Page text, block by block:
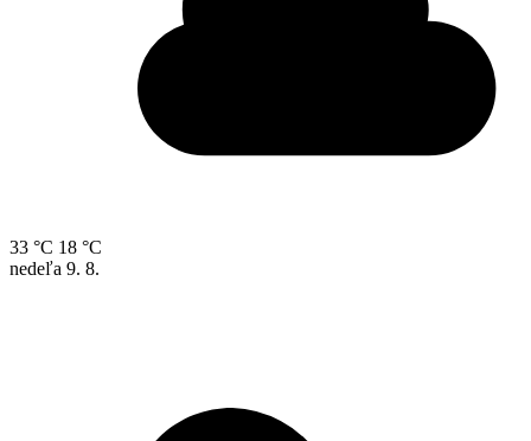
33 °C 18 °C
nedeľa 9. 8.